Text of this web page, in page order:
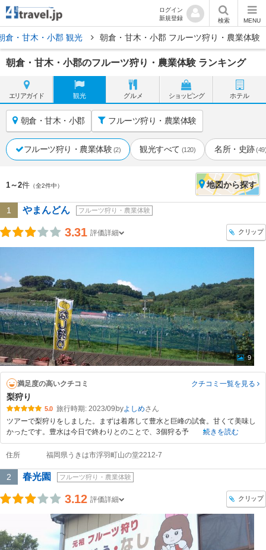
ログイン
新規登録
検索 MENU
倉・甘木・小郡 観光 朝倉・甘木・小郡 フルーツ狩り・農業体験
朝倉・甘木・小郡のフルーツ狩り・農業体験 ランキング
エリアガイド 観光 グルメ ショッピング ホテル
朝倉・甘木・小郡 フルーツ狩り・農業体験
フルーツ狩り・農業体験 (2) 観光すべて (120) 名所・史跡
1～2件 （全2件中） 地図から探す
1 やまんどん フルーツ狩り・農業体験
3.31 評価詳細 クリップ
9
満足度の高いクチコミ クチコミ一覧を見る
梨狩り
5.0 旅行時期: 2023/09 byよしめ
ツアーで梨狩りをしました。まずは着席して豊水と巨峰の試食。甘くて美味し
かったです。豊水は今日で終わりとのことで、3個狩る予
続きを読む
住所 福岡県うきは市浮羽町山の堂2212-7
2 春光園 フルーツ狩り・農業体験
3.12 評価詳細 クリップ